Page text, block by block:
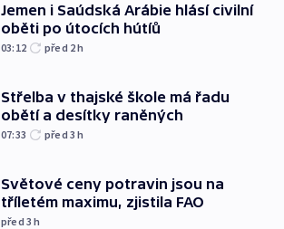
Jemen i Saúdská Arábie hlásí civilní
oběti po útocích hútíů
03:12 před 2h
Střelba v thajské škole má řadu
obětí a desítky raněných
07:33 před 3h
Světové ceny potravin jsou na
tříletém maximu, zjistila FAO
před 3h